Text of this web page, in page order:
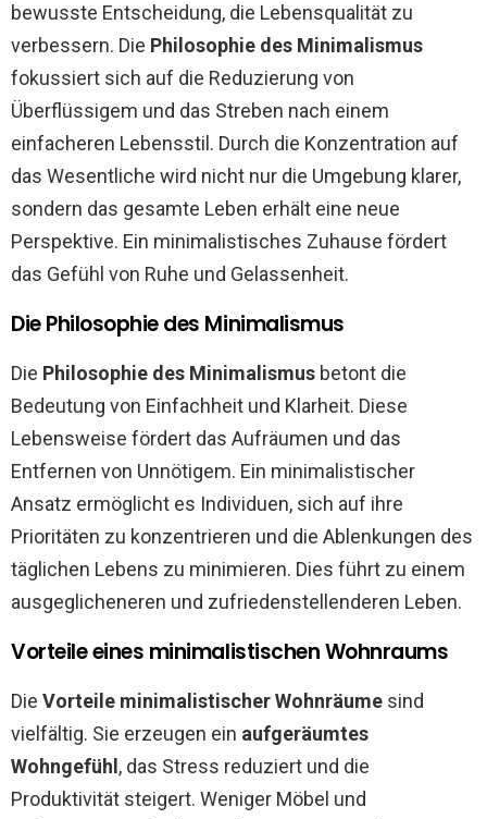
bewusste Entscheidung, die Lebensqualität zu
verbessern. Die Philosophie des Minimalismus
fokussiert sich auf die Reduzierung von
Überflüssigem und das Streben nach einem
einfacheren Lebensstil. Durch die Konzentration auf
das Wesentliche wird nicht nur die Umgebung klarer,
sondern das gesamte Leben erhält eine neue
Perspektive. Ein minimalistisches Zuhause fördert
das Gefühl von Ruhe und Gelassenheit.
Die Philosophie des Minimalismus
Die Philosophie des Minimalismus betont die
Bedeutung von Einfachheit und Klarheit. Diese
Lebensweise fördert das Aufräumen und das
Entfernen von Unnötigem. Ein minimalistischer
Ansatz ermöglicht es Individuen, sich auf ihre
Prioritäten zu konzentrieren und die Ablenkungen des
täglichen Lebens zu minimieren. Dies führt zu einem
ausgeglicheneren und zufriedenstellenderen Leben.
Vorteile eines minimalistischen Wohnraums
Die Vorteile minimalistischer Wohnräume sind
vielfältig. Sie erzeugen ein aufgeräumtes
Wohngefühl , das Stress reduziert und die
Produktivität steigert. Weniger Möbel und